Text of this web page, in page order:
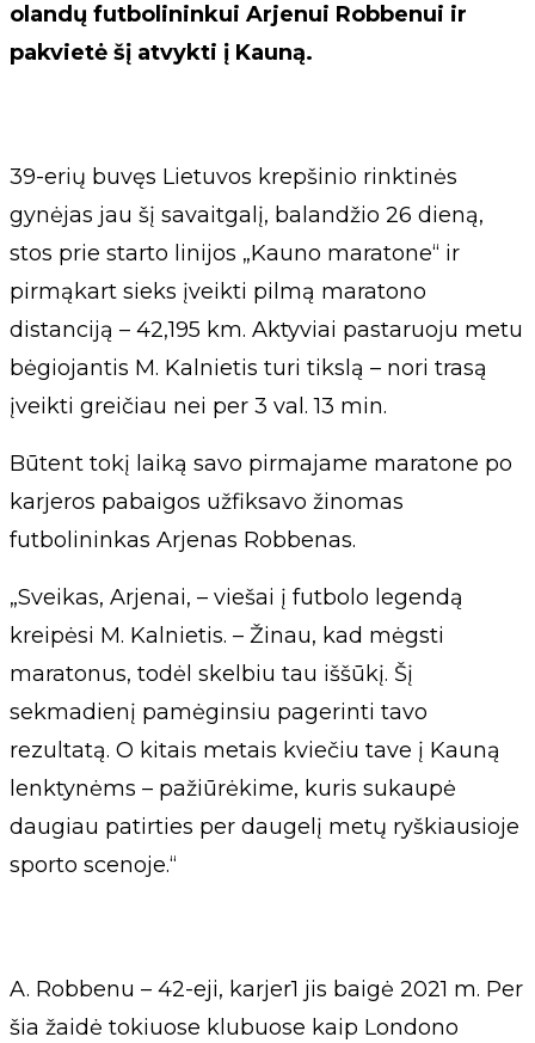
olandų futbolininkui Arjenui Robbenui ir
pakvietė šį atvykti į Kauną.
39-erių buvęs Lietuvos krepšinio rinktinės
gynėjas jau šį savaitgalį, balandžio 26 dieną,
stos prie starto linijos „Kauno maratone“ ir
pirmąkart sieks įveikti pilmą maratono
distanciją – 42,195 km. Aktyviai pastaruoju metu
bėgiojantis M. Kalnietis turi tikslą – nori trasą
įveikti greičiau nei per 3 val. 13 min.
Būtent tokį laiką savo pirmajame maratone po
karjeros pabaigos užfiksavo žinomas
futbolininkas Arjenas Robbenas.
„Sveikas, Arjenai, – viešai į futbolo legendą
kreipėsi M. Kalnietis. – Žinau, kad mėgsti
maratonus, todėl skelbiu tau iššūkį. Šį
sekmadienį pamėginsiu pagerinti tavo
rezultatą. O kitais metais kviečiu tave į Kauną
lenktynėms – pažiūrėkime, kuris sukaupė
daugiau patirties per daugelį metų ryškiausioje
sporto scenoje.“
A. Robbenu – 42-eji, karjer1 jis baigė 2021 m. Per
šia žaidė tokiuose klubuose kaip Londono